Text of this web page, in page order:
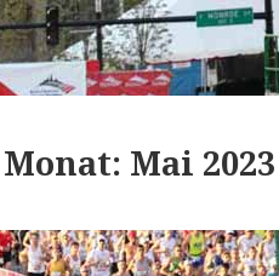
Monat: Mai 2023